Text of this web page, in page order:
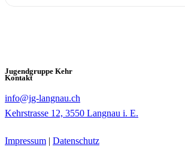
Jugendgruppe Kehr
Kontakt
info@jg-langnau.ch
Kehrstrasse 12, 3550 Langnau i. E.
Impressum | Datenschutz